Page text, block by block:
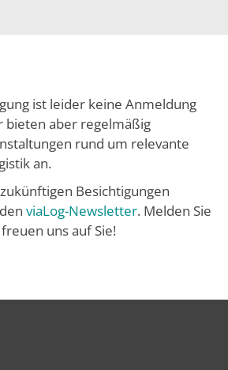
ist leider keine Anmeldung
bieten aber regelmäßig
rund um relevante
an.
Besichtigungen
viaLog-Newsletter. Melden Sie
uns auf Sie!